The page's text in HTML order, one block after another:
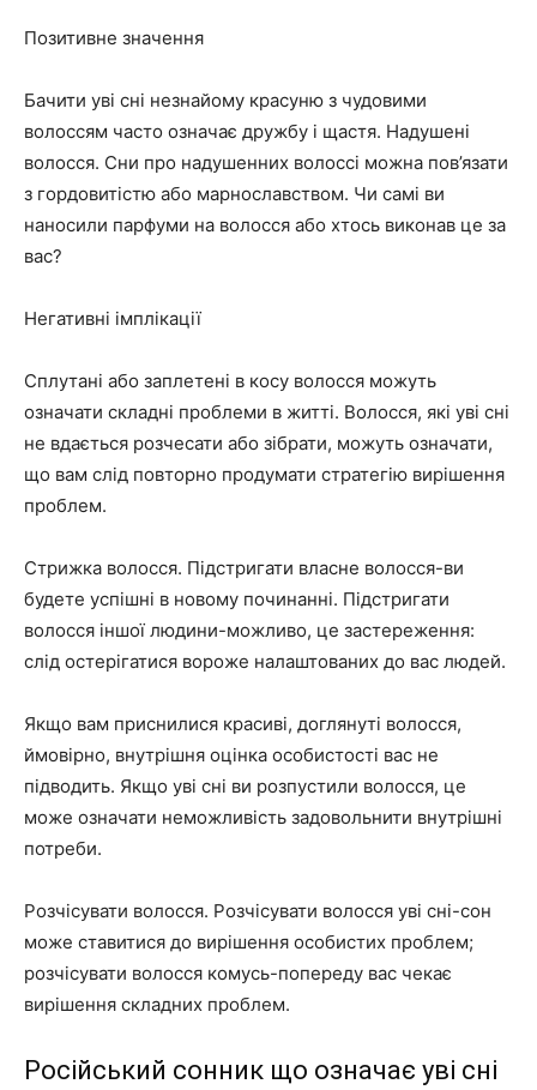
Позитивне значення
Бачити уві сні незнайому красуню з чудовими
волоссям часто означає дружбу і щастя. Надушені
волосся. Сни про надушенних волоссі можна пов’язати
з гордовитістю або марнославством. Чи самі ви
наносили парфуми на волосся або хтось виконав це за
вас?
Негативні імплікації
Сплутані або заплетені в косу волосся можуть
означати складні проблеми в житті. Волосся, які уві сні
не вдається розчесати або зібрати, можуть означати,
що вам слід повторно продумати стратегію вирішення
проблем.
Стрижка волосся. Підстригати власне волосся-ви
будете успішні в новому починанні. Підстригати
волосся іншої людини-можливо, це застереження:
слід остерігатися вороже налаштованих до вас людей.
Якщо вам приснилися красиві, доглянуті волосся,
ймовірно, внутрішня оцінка особистості вас не
підводить. Якщо уві сні ви розпустили волосся, це
може означати неможливість задовольнити внутрішні
потреби.
Розчісувати волосся. Розчісувати волосся уві сні-сон
може ставитися до вирішення особистих проблем;
розчісувати волосся комусь-попереду вас чекає
вирішення складних проблем.
Російський сонник що означає уві сні